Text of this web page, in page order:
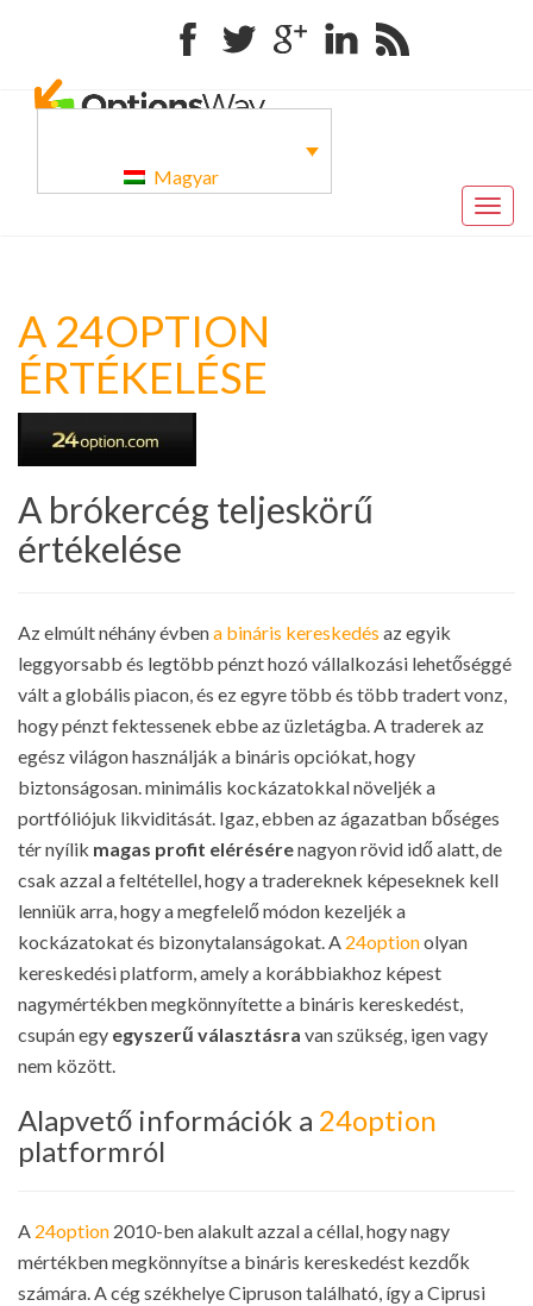
FacebookTwitterGoogle+LinkedinRSS
Magyar
A 24OPTION
ÉRTÉKELÉSE
A brókercég teljeskörű
értékelése
Az elmúlt néhány évbena bináris kereskedés az egyik
leggyorsabb és legtöbb pénzt hozó vállalkozási lehetőséggé
vált a globális piacon, és ez egyre több és több tradert vonz,
hogy pénzt fektessenek ebbe az üzletágba. A traderek az
egész világon használják a bináris opciókat, hogy
biztonságosan. minimális kockázatokkal növeljék a
portfóliójuk likviditását. Igaz, ebben az ágazatban bőséges
tér nyílik magas profit elérésérenagyon rövid idő alatt, de
csak azzal a feltétellel, hogy a tradereknek képeseknek kell
lenniük arra, hogy a megfelelő módon kezeljék a
kockázatokat és bizonytalanságokat. A 24optionolyan
kereskedési platform, amely a korábbiakhoz képest
nagymértékben megkönnyítette a bináris kereskedést,
csupán egy egyszerű választásra van szükség, igen vagy
nem között.
Alapvető információk a 24option
platformról
A 24option 2010-ben alakult azzal a céllal, hogy nagy
mértékben megkönnyítse a bináris kereskedést kezdők
számára. A cég székhelye Cipruson található, így a Ciprusi